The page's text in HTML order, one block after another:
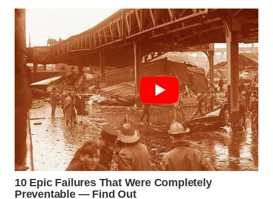
TAPANULI
UTARA
WN
SAMOSIR
WN
PADANG
LAWAS
WN
SUMEDANG